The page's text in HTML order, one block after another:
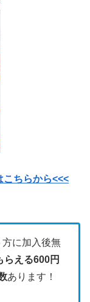
こちらから<<<
に加入後無
らえる600円
あります！